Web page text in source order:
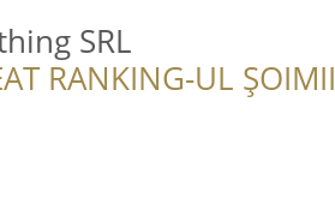
SRL
RANKING-UL ȘOIMII